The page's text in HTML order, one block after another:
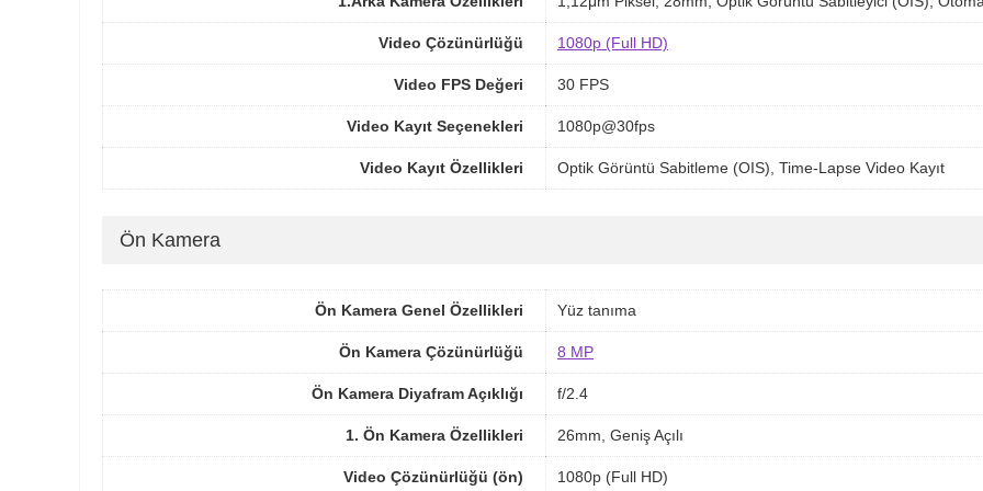
Video Çözünürlüğü 1080p (Full HD)
Video FPS Değeri 30 FPS
Video Kayıt Seçenekleri 1080p@30fps
Video Kayıt Özellikleri Optik Görüntü Sabitleme (OIS), Time-Lapse Video Kayıt
Ön Kamera
Ön Kamera Genel Özellikleri Yüz tanıma
Ön Kamera Çözünürlüğü 8 MP
Ön Kamera Diyafram Açıklığı f/2.4
1. Ön Kamera Özellikleri 26mm, Geniş Açılı
Video Çözünürlüğü (ön) 1080p (Full HD)